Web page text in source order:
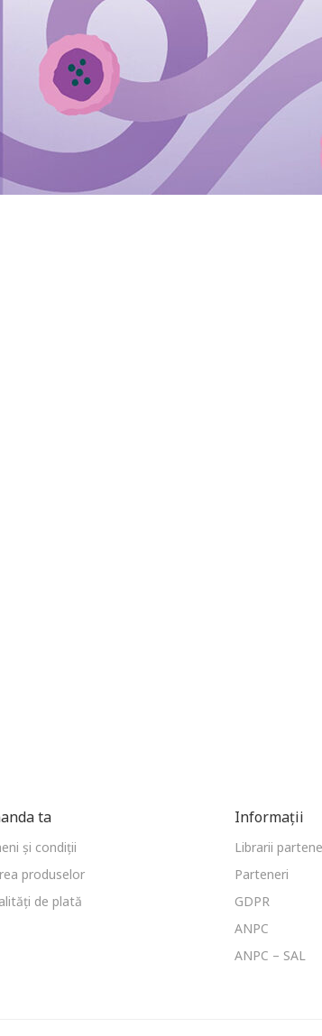
ta
și condiții
produselor
de plată
Informații
Librarii
Parteneri
GDPR
ANPC
ANPC – SAL